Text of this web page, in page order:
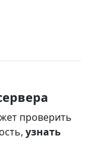
проверить
узнать